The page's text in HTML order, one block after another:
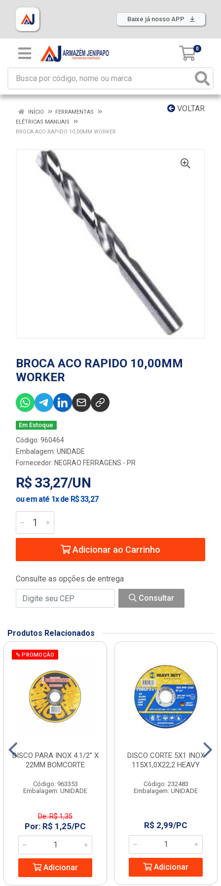
Baixe já nosso APP
0
VOLTAR
INÍCIO
FERRAMENTAS
ELÉTRICAS MANUAIS
BROCA ACO RAPIDO 10,00MM WORKER
BROCA ACO RAPIDO 10,00MM
WORKER
Em Estoque
Código: 960464
Embalagem: UNIDADE
Fornecedor: NEGRAO FERRAGENS - PR
R$ 33,27/UN
ou em até 1x de R$ 33,27
Adicionar ao Carrinho
Consulte as opções de entrega
Consultar
Produtos Relacionados
% PROMOÇÃO
DISCO PARA INOX 4.1/2” X
22MM BOMCORTE
Código: 963353
Embalagem: UNIDADE
De: R$ 1,35
Por: R$ 1,25/PC
Adicionar
DISCO CORTE 5X1 INOX
115X1,0X22,2 HEAVY
Código: 232483
Embalagem: UNIDADE
R$ 2,99/PC
Adicionar